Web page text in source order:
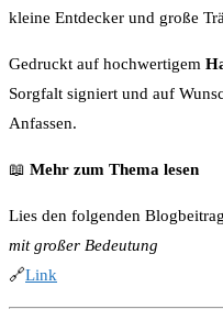
kleine Entdecker und große
Gedruckt auf hochwertigem
Sorgfalt signiert und auf
Anfassen.
📖 Mehr zum Thema lesen
Lies den folgenden
mit großer Bedeutung
🔗Link